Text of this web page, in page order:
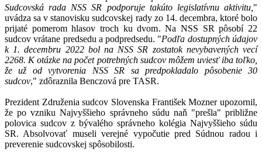
Sudcovská rada NSS SR podporuje takúto legislatívnu aktivitu, "
uvádza sa v stanovisku sudcovskej rady zo 14. decembra, ktoré bolo
prijaté pomerom hlasov troch ku dvom. Na NSS SR pôsobí 22
sudcov vrátane predsedu a podpredsedu. "Podľa dostupných údajov
k 1. decembru 2022 bol na NSS SR zostatok nevybavených vecí
2268. K otázke na počet potrebných sudcov môžem uviesť iba toľko,
že už od vytvorenia NSS SR sa predpokladalo pôsobenie 30
sudcov," zdôraznila Benczová pre TASR.
Prezident Združenia sudcov Slovenska František Mozner upozornil,
že po vzniku Najvyššieho správneho súdu naň "prešla" približne
polovica sudcov z bývalého správneho kolégia Najvyššieho súdu
SR. Absolvovať museli verejné vypočutie pred Súdnou radou i
preverenie sudcovskej spôsobilosti.